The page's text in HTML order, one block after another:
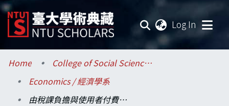
Log In
Communities & Collections
Research Outputs
Home
College of Social Sciences / 社會科學院
Economics / 經濟學系
由稅課負擔與使用者付費原則論八十四年度總預算案歲入結構